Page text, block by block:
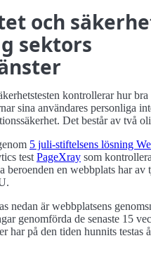
och
sektors
kontrollerar hur bra
sina användares personliga
Det består av två
5 juli-stiftelsens lösning
test PageXray som
beroenden en webbplats har av
nedan är webbplatsens
genomförda de senaste 15
har på den tiden hunnits testas